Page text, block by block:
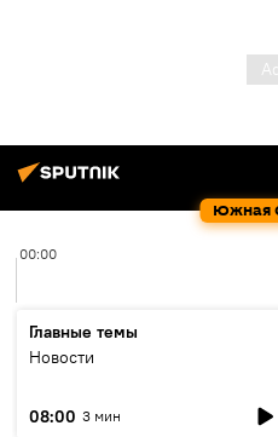
Южная
00:00
Главные темы
Новости
08:00 3 мин